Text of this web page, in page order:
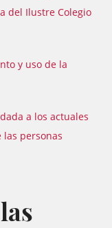
del Ilustre Colegio
y uso de la
a los actuales
las personas